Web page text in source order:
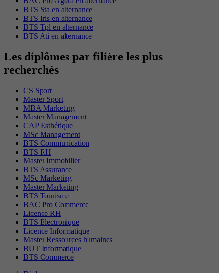
BTS Sta en alternance
BTS Iris en alternance
BTS Tpl en alternance
BTS Ati en alternance
Les diplômes par filière les plus
recherchés
CS Sport
Master Sport
MBA Marketing
Master Management
CAP Esthétique
MSc Management
BTS Communication
BTS RH
Master Immobilier
BTS Assurance
MSc Marketing
Master Marketing
BTS Tourisme
BAC Pro Commerce
Licence RH
BTS Electronique
Licence Informatique
Master Ressources humaines
BUT Informatique
BTS Commerce